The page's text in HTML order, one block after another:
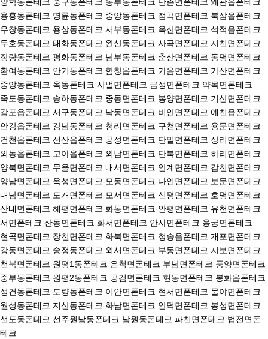
용흥동폰테크 명륜동폰테크 중앙동폰테크 점곡면폰테크 북삼읍폰테크
우창동폰테크 용상동폰테크 서부동폰테크 옥산면폰테크 석적읍폰테크
두호동폰테크 태화동폰테크 완산동폰테크 사곡면폰테크 지천면폰테크
장량동폰테크 평화동폰테크 남부동폰테크 춘산면폰테크 동명면폰테크
환여동폰테크 안기동폰테크 함창읍폰테크 가음면폰테크 가산면폰테크
중앙동폰테크 옥동폰테크 사벌면폰테크 금성면폰테크 약목면폰테크
죽도동폰테크 송하동폰테크 중동면폰테크 봉양면폰테크 기산면폰테크
감포읍폰테크 서구동폰테크 낙동면폰테크 비안면폰테크 예천읍폰테크
안강읍폰테크 강남동폰테크 청리면폰테크 구천면폰테크 용문면폰테크
건천읍폰테크 선산읍폰테크 공성면폰테크 단밀면폰테크 상리면폰테크
외동읍폰테크 고아읍폰테크 외남면폰테크 단북면폰테크 하리면폰테크
양북면폰테크 무을면폰테크 내서면폰테크 안계면폰테크 감천면폰테크
양남면폰테크 옥성면폰테크 모동면폰테크 다인면폰테크 보문면폰테크
내남면폰테크 도개면폰테크 모서면폰테크 신평면폰테크 호명면폰테크
산내면폰테크 해평면폰테크 화동면폰테크 안평면폰테크 유천면폰테크
서면폰테크 산동면폰테크 화서면폰테크 안사면폰테크 용궁면폰테크
현곡면폰테크 장천면폰테크 화북면폰테크 청송읍폰테크 개포면폰테크
강동면폰테크 송정동폰테크 외서면폰테크 부동면폰테크 지보면폰테크
천북면폰테크 원평1동폰테크 은척면폰테크 부남면폰테크 풍양면폰테크
중부동폰테크 원평2동폰테크 공검면폰테크 현동면폰테크 봉화읍폰테크
성건동폰테크 도량동폰테크 이안면폰테크 현서면폰테크 물야면폰테크
월성동폰테크 지산동폰테크 화남면폰테크 안덕면폰테크 봉성면폰테크
선도동폰테크 선주원남동폰테크 남원동폰테크 파천면폰테크 법전면폰
테크